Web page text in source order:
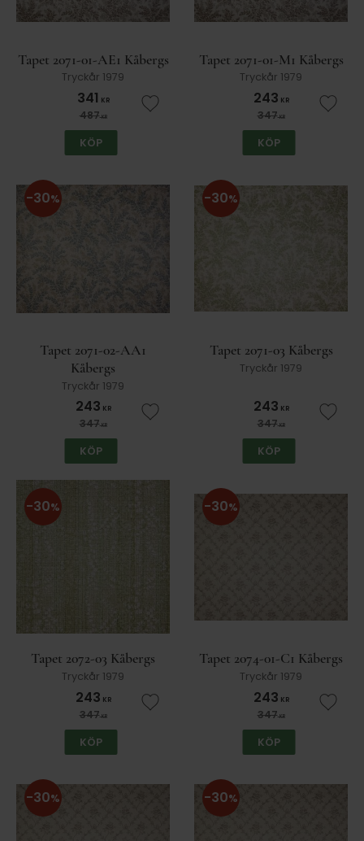
Tapet 2071-01-AE1 Kåbergs
Tryckår 1979
341 KR
487KR Lägg till i favoriter
KÖP
Tapet 2071-01-M1 Kåbergs
Tryckår 1979
243 KR
347KR Lägg
KÖP
Tapet 2071-02-AA1
Kåbergs
Tryckår 1979
243 KR
347KR
30%
Lägg till i favoriter
KÖP
Tapet 2071-03 Kåbergs
Tryckår 1979
243 KR
347KR
30%
Lägg
KÖP
Tapet 2072-03 Kåbergs
Tryckår 1979
243 KR
347KR
30%
Lägg till i favoriter
KÖP
Tapet 2074-01-C1 Kåbergs
Tryckår 1979
243 KR
347KR
30%
Lägg
KÖP
30% 30%